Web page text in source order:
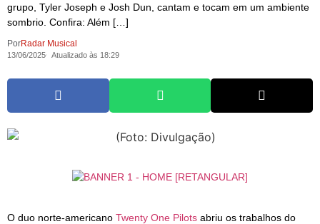
grupo, Tyler Joseph e Josh Dun, cantam e tocam em um ambiente
sombrio. Confira: Além […]
PorRadar Musical
13/06/2025 Atualizado às 18:29
O duo norte-americano Twenty One Pilots abriu os trabalhos do